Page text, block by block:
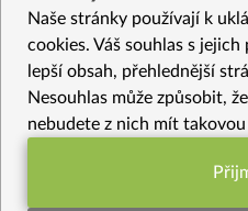
Celozrnná rýže basmati se zeleninou
Vybrané recepty
Bezlepkový čoko-jahodový dortík
Jarní omáčka s koprem
Naše stránky používají k
cookies. Váš souhlas s
lepší obsah, přehlednější
Nesouhlas může způsobit,
nebudete z nich mít
Funkční nastavení